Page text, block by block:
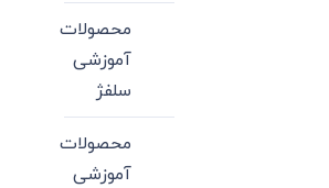
محصولات
آموزشی
سلفژ
محصولات
آموزشی